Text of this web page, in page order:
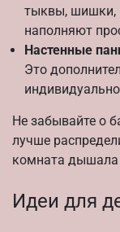
тыквы, шишки,
наполняют
Настенные
Это
Не забывайте о
лучше
комната дышала
Идеи для